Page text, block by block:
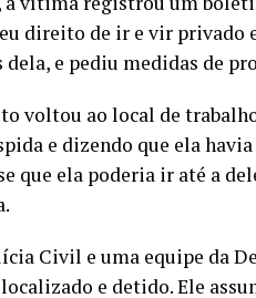
direito de ir e vir privado
e pediu medidas de
voltou ao local de
e dizendo que ela havia
que ela poderia ir até a
Civil e uma equipe da
e detido. Ele